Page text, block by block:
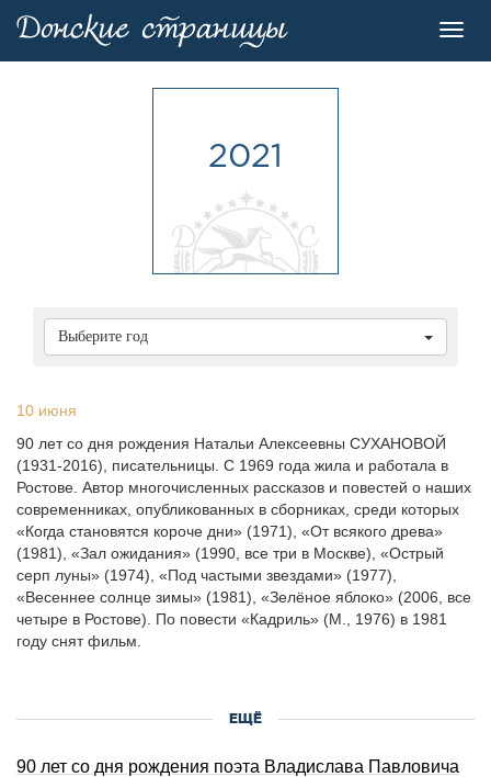
2021
Выберите год
10 июня
90 лет со дня рождения Натальи Алексеевны СУХАHОВОЙ
(1931-2016), писательницы. С 1969 года жила и работала в
Ростове. Автор многочисленных рассказов и повестей о наших
современниках, опубликованных в сборниках, среди которых
«Когда становятся короче дни» (1971), «От всякого древа»
(1981), «Зал ожидания» (1990, все три в Москве), «Острый
серп луны» (1974), «Под частыми звездами» (1977),
«Весеннее солнце зимы» (1981), «Зелёное яблоко» (2006, все
четыре в Ростове). По повести «Кадриль» (М., 1976) в 1981
году снят фильм.
ЕЩЁ
90 лет со дня pождения поэта Владислава Павловича